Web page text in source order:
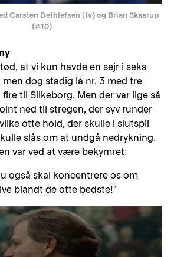
Carsten Dethlefsen (tv) og Brian Skaarup
(#10)
at vi kun havde en sejr i seks
dog stadig lå nr. 3 med tre
til Silkeborg. Men der var lige så
ned til stregen, der syv runder
otte hold, der skulle i slutspil
slås om at undgå nedrykning.
var ved at være bekymret:
også skal koncentrere os om
blandt de otte bedste!"